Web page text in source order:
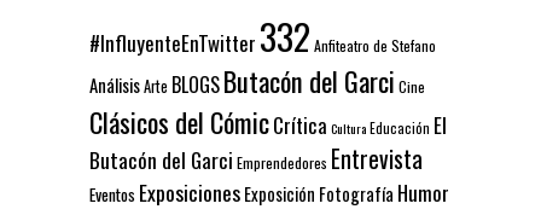
#InfluyenteEnTwitter 332 Anfiteatro de Stefano
AnálisisArte BLOGSButacón del Garci Cine
Clásicos del CómicCrítica CulturaEducación El
Butacón del Garci Emprendedores Entrevista
Eventos ExposicionesExposición Fotografía Humor